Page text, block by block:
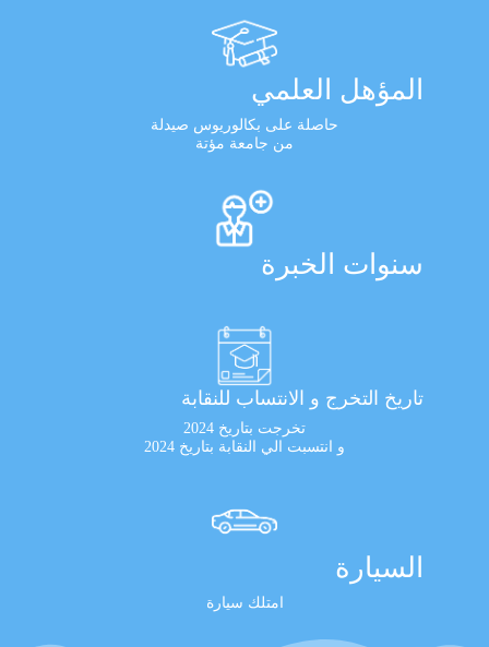
المؤهل العلمي
حاصلة على بكالوريوس صيدلة
من جامعة مؤتة
سنوات الخبرة
تاريخ التخرج و الانتساب للنقابة
تخرجت بتاريخ 2024
و انتسبت الي النقابة بتاريخ 2024
السيارة
امتلك سيارة